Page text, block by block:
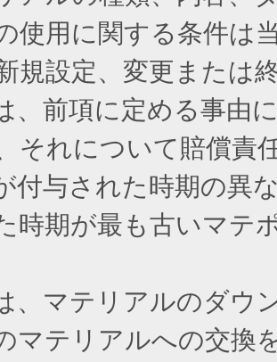
使用に関する条件は
規設定、変更または
前項に定める事由
それについて賠償責
与された時期の異
時期が最も古いマテ
、マテリアルのダウ
マテリアルへの交換